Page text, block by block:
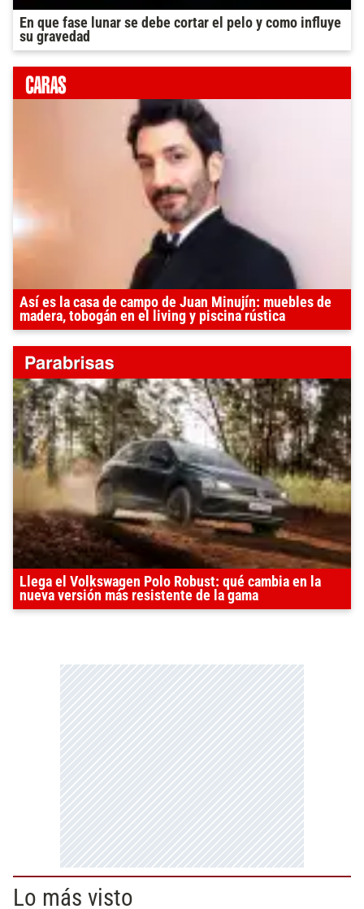
En que fase lunar se debe cortar el pelo y como influye
su gravedad
Así es la casa de campo de Juan Minujín: muebles de
madera, tobogán en el living y piscina rústica
Llega el Volkswagen Polo Robust: qué cambia en la
nueva versión más resistente de la gama
Lo más visto